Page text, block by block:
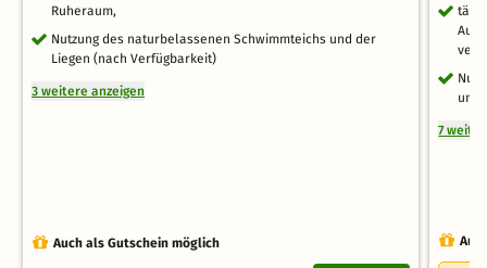
Ruheraum,
Nutzung des naturbelassenen Schwimmteichs und der
Liegen (nach Verfügbarkeit)
3 weitere anzeigen
Auch als Gutschein möglich
und
7